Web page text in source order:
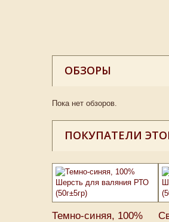
ОБЗОРЫ
Пока нет обзоров.
ПОКУПАТЕЛИ
Темно-синяя, 100%